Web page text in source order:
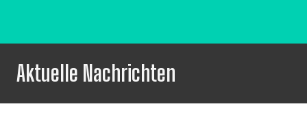
Aktuelle Nachrichten